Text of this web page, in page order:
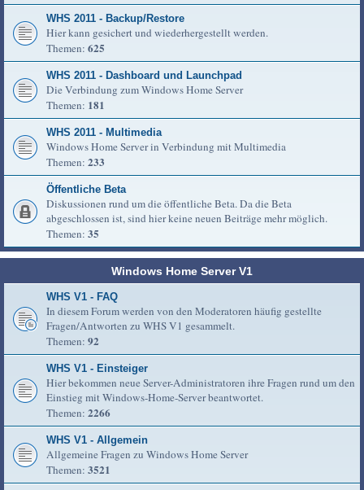
WHS 2011 - Backup/Restore
Hier kann gesichert und wiederhergestellt werden.
Themen: 625
WHS 2011 - Dashboard und Launchpad
Die Verbindung zum Windows Home Server
Themen: 181
WHS 2011 - Multimedia
Windows Home Server in Verbindung mit Multimedia
Themen: 233
Öffentliche Beta
Diskussionen rund um die öffentliche Beta. Da die Beta
abgeschlossen ist, sind hier keine neuen Beiträge mehr möglich.
Themen: 35
Windows Home Server V1
WHS V1 - FAQ
In diesem Forum werden von den Moderatoren häufig gestellte
Fragen/Antworten zu WHS V1 gesammelt.
Themen: 92
WHS V1 - Einsteiger
Hier bekommen neue Server-Administratoren ihre Fragen rund um den
Einstieg mit Windows-Home-Server beantwortet.
Themen: 2266
WHS V1 - Allgemein
Allgemeine Fragen zu Windows Home Server
Themen: 3521